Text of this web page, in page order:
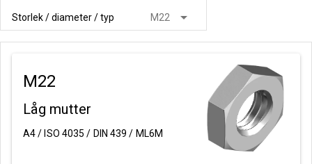
Storlek / diameter / typ M22 arrow_drop_down
M22
Låg mutter
A4 / ISO 4035 / DIN 439 / ML6M